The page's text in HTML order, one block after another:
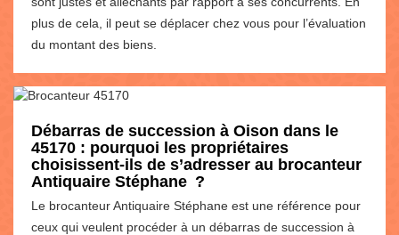
plus de cela, il peut se déplacer chez vous pour l’évaluation
du montant des biens.
Débarras de succession à Oison dans le
45170 : pourquoi les propriétaires
choisissent-ils de s’adresser au brocanteur
Antiquaire Stéphane ?
Le brocanteur Antiquaire Stéphane est une référence pour
ceux qui veulent procéder à un débarras de succession à